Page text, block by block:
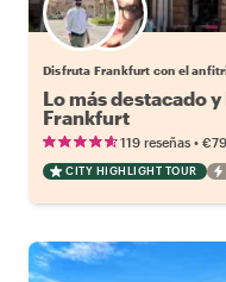
Elige tu
Disfruta Frankfurt con el
Lo más destacado
Frankfurt
119 reseñas •
CITY HIGHLIGHT TOUR